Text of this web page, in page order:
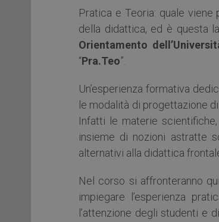
Pratica e Teoria: quale
della didattica, ed è questa
Orientamento
“Pra.Teo”.
Un’esperienza formativa
le modalità di progettazione
Infatti le materie
insieme di nozioni astratte
alternativi alla didattica
Nel corso si affronteranno
impiegare l’esperienza
l’attenzione degli studenti e